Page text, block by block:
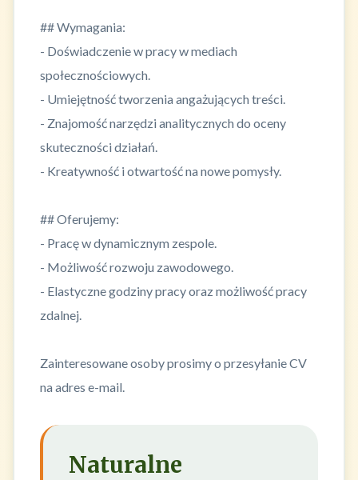
## Wymagania:
- Doświadczenie w pracy w mediach
społecznościowych.
- Umiejętność tworzenia angażujących treści.
- Znajomość narzędzi analitycznych do oceny
skuteczności działań.
- Kreatywność i otwartość na nowe pomysły.
## Oferujemy:
- Pracę w dynamicznym zespole.
- Możliwość rozwoju zawodowego.
- Elastyczne godziny pracy oraz możliwość pracy
zdalnej.
Zainteresowane osoby prosimy o przesyłanie CV
na adres e-mail.
Naturalne